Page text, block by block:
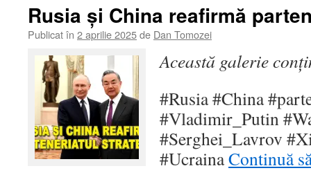
Rusia și China reafirmă
Publicat în 2 aprilie 2025de Dan Tomozei
Această galerie
#Rusia #China
#Vladimir_Putin
#Serghei_Lavrov
#UcrainaContinuă